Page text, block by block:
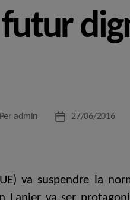
Per admin
Data27/06/2016
va suspendre la